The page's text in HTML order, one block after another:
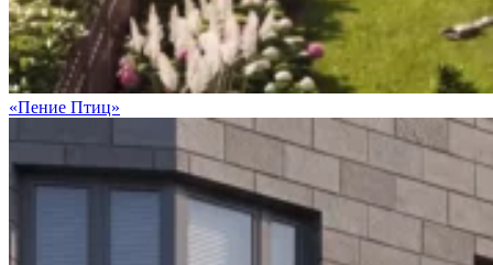
«Пение Птиц»